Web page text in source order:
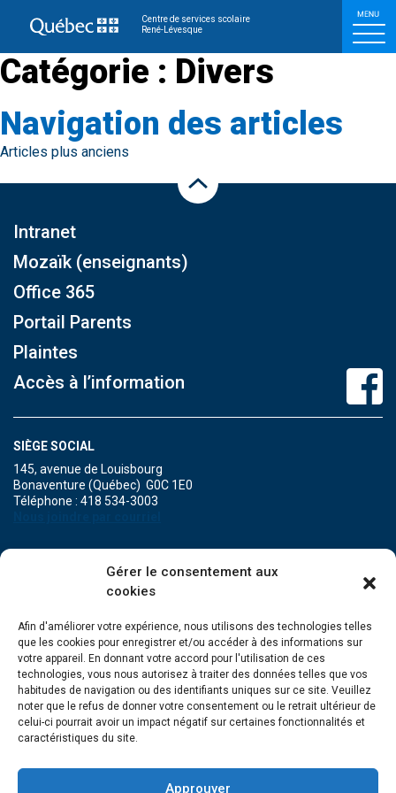
Gérer le consentement aux
cookies
Afin d'améliorer votre expérience, nous utilisons des technologies telles
que les cookies pour enregistrer et/ou accéder à des informations sur
votre appareil. En donnant votre accord pour l'utilisation de ces
technologies, vous nous autorisez à traiter des données telles que vos
habitudes de navigation ou des identifiants uniques sur ce site. Veuillez
noter que le refus de donner votre consentement ou le retrait ultérieur de
celui-ci pourrait avoir un impact négatif sur certaines fonctionnalités et
caractéristiques du site.
Approuver
Centre de services scolaire
René-Lévesque
Invitation à l’AGA de la
Catégorie : Divers
Navigation des articles
Articles plus anciens
Intranet
Mozaïk (enseignants)
Office 365
Portail Parents
Plaintes
Accès à l’information
SIÈGE SOCIAL
145, avenue de Louisbourg
Bonaventure (Québec) G0C 1E0
Téléphone : 418 534-3003
471A, boulevard Perron
Maria (Québec) G0C 1Y0
POINT DE SERVICE DE GRANDE-RIVIÈRE
134, Grande Allée Est
Grande-Rivière (Québec) G0C 1V0
Téléphone : 418 385-3499